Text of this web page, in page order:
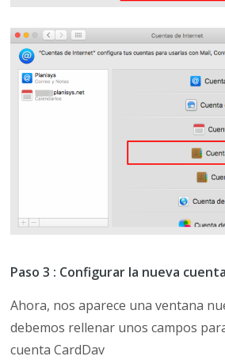
Paso 3 : Configurar la nueva cuenta
Ahora, nos aparece una ventana
debemos rellenar unos campos
cuenta CardDav